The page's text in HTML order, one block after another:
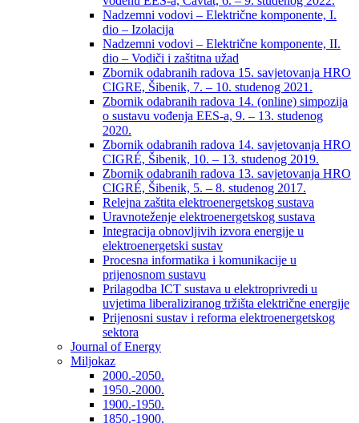
Nadzemni vodovi – Električne komponente, I.
dio – Izolacija
Nadzemni vodovi – Električne komponente, II.
dio – Vodiči i zaštitna užad
Zbornik odabranih radova 15. savjetovanja HRO
CIGRE, Šibenik, 7. – 10. studenog 2021.
Zbornik odabranih radova 14. (online) simpozija
o sustavu vođenja EES-a, 9. – 13. studenog
2020.
Zbornik odabranih radova 14. savjetovanja HRO
CIGRÉ, Šibenik, 10. – 13. studenog 2019.
Zbornik odabranih radova 13. savjetovanja HRO
CIGRÉ, Šibenik, 5. – 8. studenog 2017.
Relejna zaštita elektroenergetskog sustava
Uravnoteženje elektroenergetskog sustava
Integracija obnovljivih izvora energije u
elektroenergetski sustav
Procesna informatika i komunikacije u
prijenosnom sustavu
Prilagodba ICT sustava u elektroprivredi u
uvjetima liberaliziranog tržišta električne energije
Prijenosni sustav i reforma elektroenergetskog
sektora
Journal of Energy
Miljokaz
2000.-2050.
1950.-2000.
1900.-1950.
1850.-1900.